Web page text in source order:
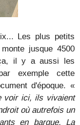
Les plus petits
jusque 4500
il y a aussi les
exemple cette
d'époque. «
voir ici, ils vivaient
où autrefois un
en barque. La